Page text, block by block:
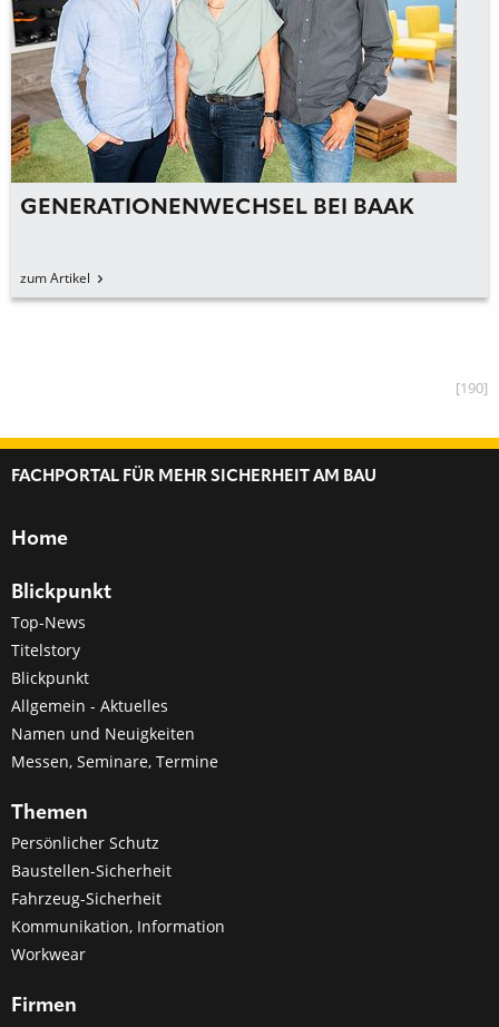
GENERATIONENWECHSEL BEI BAAK
zum Artikel
[190]
FACHPORTAL FÜR MEHR SICHERHEIT AM BAU
Home
Blickpunkt
Top-News
Titelstory
Blickpunkt
Allgemein - Aktuelles
Namen und Neuigkeiten
Messen, Seminare, Termine
Themen
Persönlicher Schutz
Baustellen-Sicherheit
Fahrzeug-Sicherheit
Kommunikation, Information
Workwear
Firmen